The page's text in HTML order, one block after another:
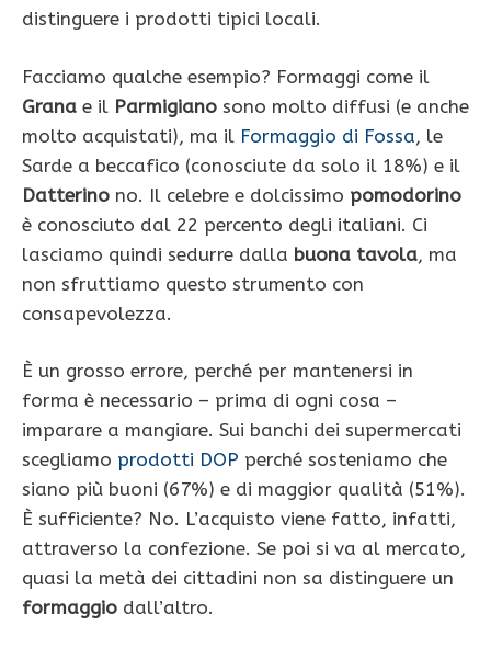
distinguere i prodotti tipici locali.
Facciamo qualche esempio? Formaggi come il
Grana e il Parmigiano sono molto diffusi (e anche
molto acquistati), ma il Formaggio di Fossa, le
Sarde a beccafico (conosciute da solo il 18%) e il
Datterino no. Il celebre e dolcissimo pomodorino
è conosciuto dal 22 percento degli italiani. Ci
lasciamo quindi sedurre dalla buona tavola, ma
non sfruttiamo questo strumento con
consapevolezza.
È un grosso errore, perché per mantenersi in
forma è necessario – prima di ogni cosa –
imparare a mangiare. Sui banchi dei supermercati
scegliamo prodotti DOP perché sosteniamo che
siano più buoni (67%) e di maggior qualità (51%).
È sufficiente? No. L’acquisto viene fatto, infatti,
attraverso la confezione. Se poi si va al mercato,
quasi la metà dei cittadini non sa distinguere un
formaggio dall’altro.